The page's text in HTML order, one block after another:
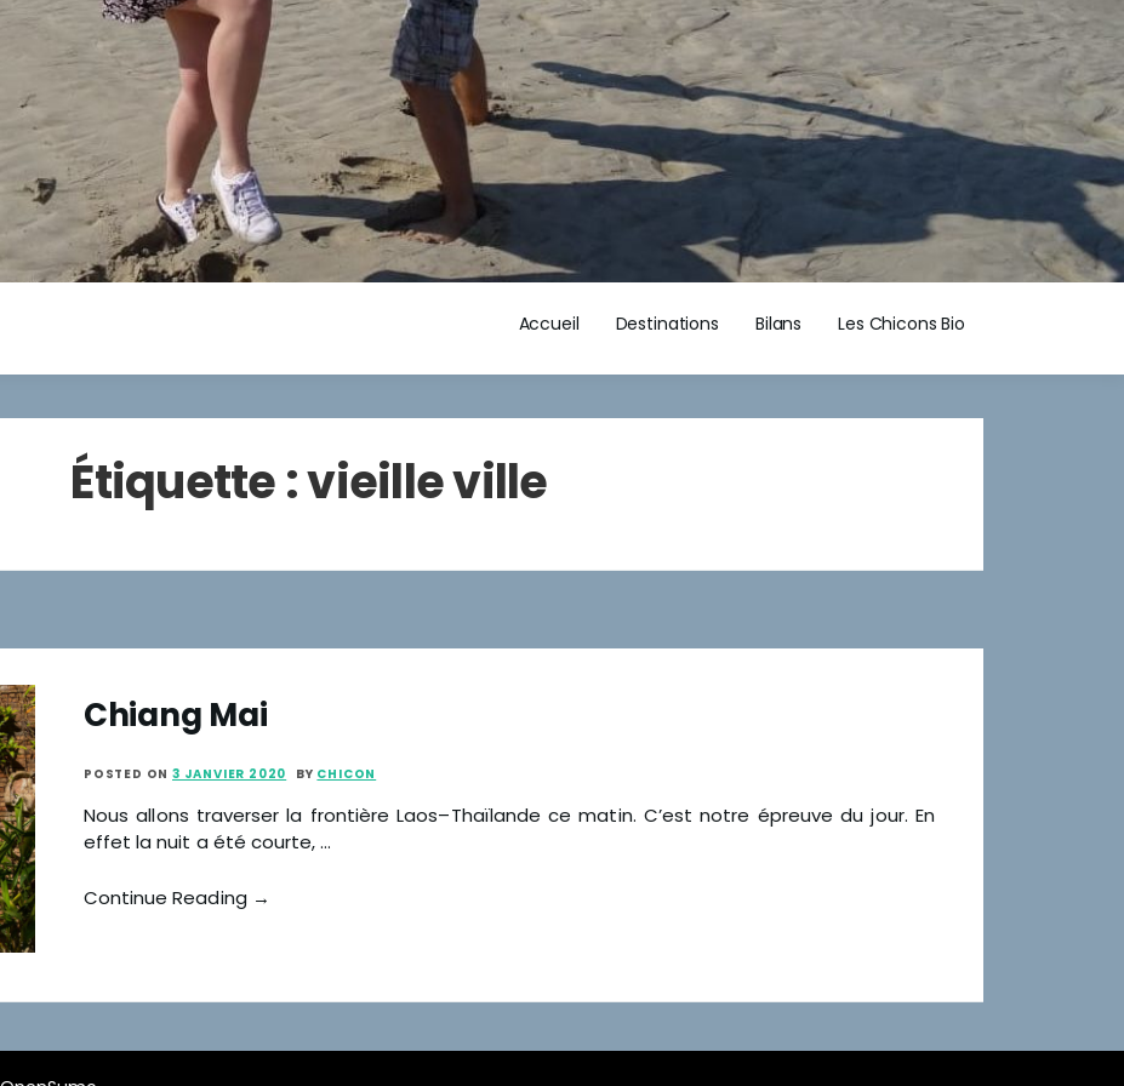
Accueil Destinations Bilans Les Chicons Bio
Étiquette :vieille ville
Chiang Mai
POSTED ON 3 JANVIER 2020 BY CHICON
Nous allons traverser la frontière Laos–Thaïlande ce matin. C’est notre épreuve du jour. En
effet la nuit a été courte, …
Continue Reading →